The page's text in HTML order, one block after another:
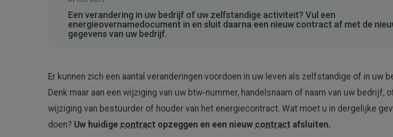
Een verandering in uw bedrijf of uw zelfstandige activiteit? Vul een
energieovernamedocument in en sluit daarna een nieuw contract af met de
gegevens van uw bedrijf.
Er kunnen zich een aantal veranderingen voordoen in uw leven als zelfstandige of in uw
Denk maar aan een wijziging van uw btw-nummer, handelsnaam of naam van uw bedrijf,
wijziging van bestuurder of houder van het energiecontract. Wat moet u in dergelijke
doen? Uw huidige contract opzeggen en een nieuw contract afsluiten.